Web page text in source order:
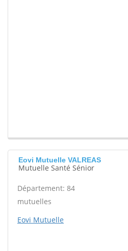
Eovi Mutuelle VALREAS
Mutuelle Santé Sénior
Département: 84
mutuelles
Eovi Mutuelle